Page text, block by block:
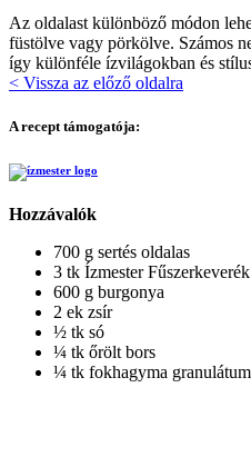
Az oldalast különböző módon
füstölve vagy pörkölve. Számos
így különféle ízvilágokban és
< Vissza az előző oldalra
A recept támogatója:
Hozzávalók
700 g sertés oldalas
3 tk Ízmester
600 g burgonya
2 ek zsír
½ tk só
¼ tk őrölt bors
¼ tk fokhagyma granulátum